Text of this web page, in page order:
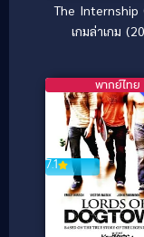
The Internship
เกมล่าเกม
7.1
พากย์ไทย